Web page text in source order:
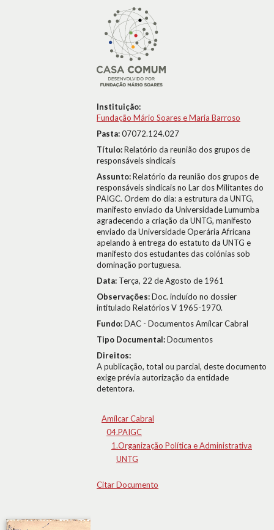
Instituição:
Fundação Mário Soares e Maria Barroso
Pasta:07072.124.027
Título:Relatório da reunião dos grupos de
responsáveis sindicais
Assunto:Relatório da reunião dos grupos de
responsáveis sindicais no Lar dos Militantes do
PAIGC. Ordem do dia: a estrutura da UNTG,
manifesto enviado da Universidade Lumumba
agradecendo a criação da UNTG, manifesto
enviado da Universidade Operária Africana
apelando à entrega do estatuto da UNTG e
manifesto dos estudantes das colónias sob
dominação portuguesa.
Data: Terça, 22 de Agosto de 1961
Observações:Doc. incluído no dossier
intitulado Relatórios V 1965-1970.
Fundo:DAC - Documentos Amílcar Cabral
Tipo Documental:Documentos
Direitos:
A publicação, total ou parcial, deste documento
exige prévia autorização da entidade
detentora.
Amílcar Cabral
04.PAIGC
1.Organização Política e Administrativa
UNTG
Citar Documento